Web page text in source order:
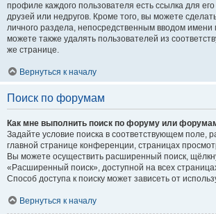
профиле каждого пользователя есть ссылка для
друзей или недругов. Кроме того, вы можете
личного раздела, непосредственным вводом имени
можете также удалять пользователей из
же странице.
Вернуться к началу
Поиск по форумам
Как мне выполнить поиск по форуму или
Задайте условие поиска в соответствующем поле,
главной странице конференции, страницах
Вы можете осуществить расширенный поиск,
«Расширенный поиск», доступной на всех
Способ доступа к поиску может зависеть от
Вернуться к началу